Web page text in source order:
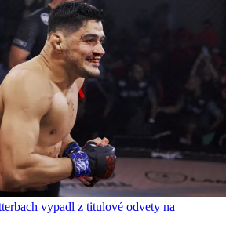
vypadl z titulové odvety na